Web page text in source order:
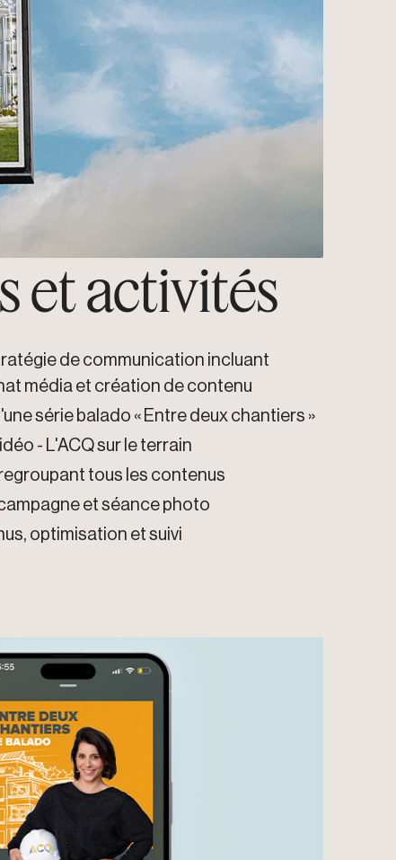
et activités
de communication incluant
média et création de contenu
série balado « Entre deux chantiers »
- L'ACQ sur le terrain
tous les contenus
et séance photo
optimisation et suivi